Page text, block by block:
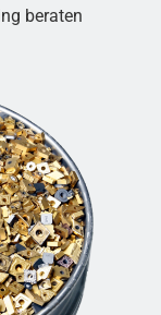
beraten